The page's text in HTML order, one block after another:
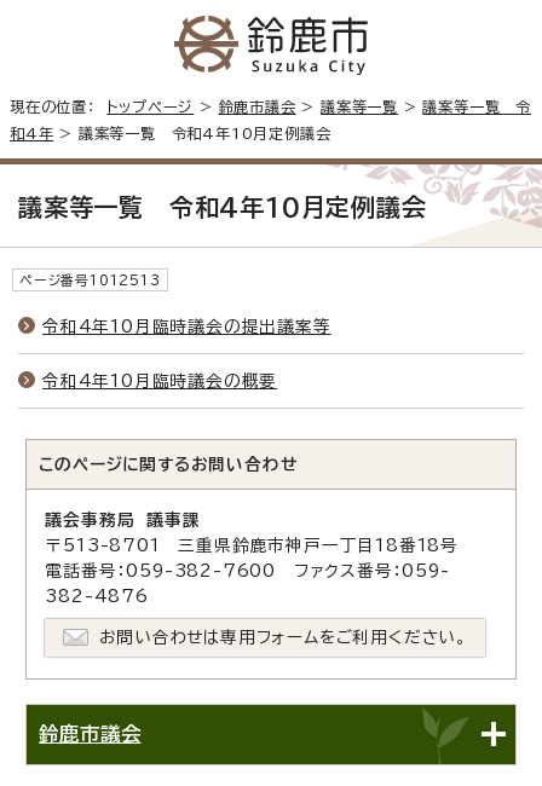
現在の位置： トップページ > 鈴鹿市議会 >議案等一覧 >議案等一覧 令
和4年 > 議案等一覧 令和4年10月定例議会
議案等一覧 令和4年10月定例議会
ページ番号1012513
令和4年10月臨時議会の提出議案等
令和4年10月臨時議会の概要
このページに関する お問い合わせ
議会事務局 議事課
〒513-8701 三重県鈴鹿市神戸一丁目18番18号
電話番号：059-382-7600 ファクス番号：059-
382-4876
お問い合わせは専用フォームをご利用ください。
鈴鹿市議会